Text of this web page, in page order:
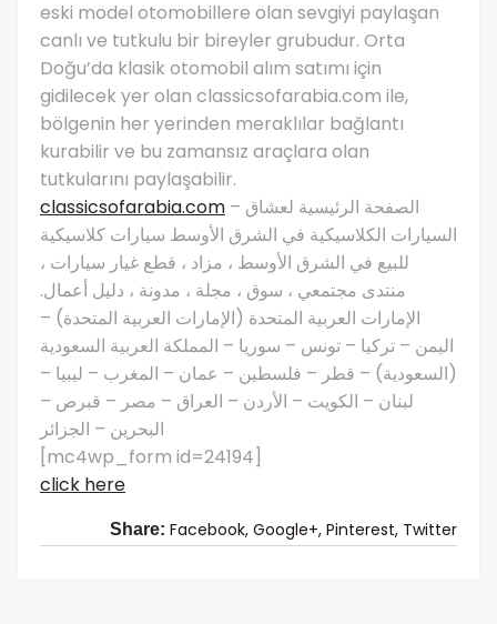
eski model otomobillere olan sevgiyi paylaşan
canlı ve tutkulu bir bireyler grubudur. Orta
Doğu’da klasik otomobil alım satımı için
gidilecek yer olan classicsofarabia.com ile,
bölgenin her yerinden meraklılar bağlantı
kurabilir ve bu zamansız araçlara olan
tutkularını paylaşabilir.
classicsofarabia.com – الصفحة الرئيسية لعشاق
السيارات الكلاسيكية في الشرق الأوسط سيارات كلاسيكية
للبيع في الشرق الأوسط ، مزاد ، قطع غيار سيارات ،
منتدى مجتمعي ، سوق ، مجلة ، مدونة ، دليل أعمال.
الإمارات العربية المتحدة (الإمارات العربية المتحدة) –
اليمن – تركيا – تونس – سوريا – المملكة العربية السعودية
(السعودية) – قطر – فلسطين – عمان – المغرب – ليبيا –
لبنان – الكويت – الأردن – العراق – مصر – قبرص –
البحرين – الجزائر
[mc4wp_form id=24194]
click here
Share: Facebook, Google+, Pinterest, Twitter